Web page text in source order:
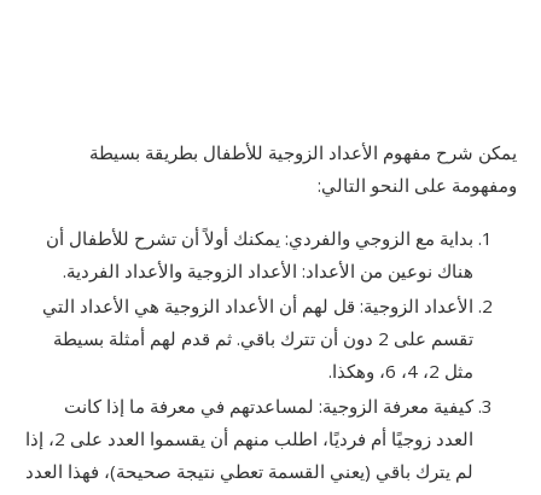
يمكن شرح مفهوم الأعداد الزوجية للأطفال بطريقة بسيطة
ومفهومة على النحو التالي:
بداية مع الزوجي والفردي: يمكنك أولاً أن تشرح للأطفال أن
هناك نوعين من الأعداد: الأعداد الزوجية والأعداد الفردية.
الأعداد الزوجية: قل لهم أن الأعداد الزوجية هي الأعداد التي
تقسم على 2 دون أن تترك باقي. ثم قدم لهم أمثلة بسيطة
مثل 2، 4، 6، وهكذا.
كيفية معرفة الزوجية: لمساعدتهم في معرفة ما إذا كانت
العدد زوجيًا أم فرديًا، اطلب منهم أن يقسموا العدد على 2، إذا
لم يترك باقي (يعني القسمة تعطي نتيجة صحيحة)، فهذا العدد